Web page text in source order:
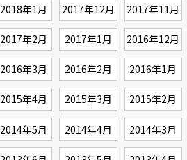
2018年1月 2017年12月 2017年11月
2017年2月 2017年1月 2016年12月
2016年3月 2016年2月 2016年1月
2015年4月 2015年3月 2015年2月
2014年5月 2014年4月 2014年3月